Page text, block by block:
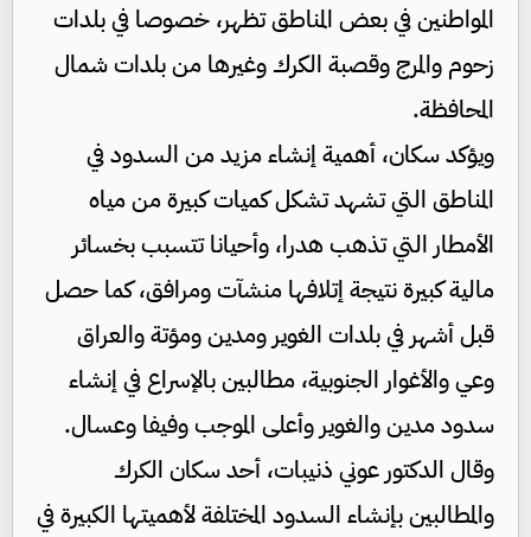
المواطنين في بعض المناطق تظهر، خصوصا في بلدات
زحوم والمرج وقصبة الكرك وغيرها من بلدات شمال
المحافظة.
ويؤكد سكان، أهمية إنشاء مزيد من السدود في
المناطق التي تشهد تشكل كميات كبيرة من مياه
الأمطار التي تذهب هدرا، وأحيانا تتسبب بخسائر
مالية كبيرة نتيجة إتلافها منشآت ومرافق، كما حصل
قبل أشهر في بلدات الغوير ومدين ومؤتة والعراق
وعي والأغوار الجنوبية، مطالبين بالإسراع في إنشاء
سدود مدين والغوير وأعلى الموجب وفيفا وعسال.
وقال الدكتور عوني ذنيبات، أحد سكان الكرك
والمطالبين بإنشاء السدود المختلفة لأهميتها الكبيرة في